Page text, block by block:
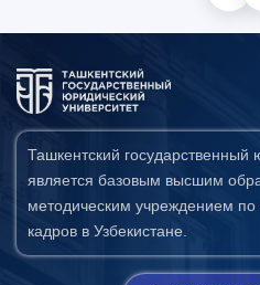
Ташкентский государственный
является базовым высшим
методическим учреждением по
кадров в Узбекистане.